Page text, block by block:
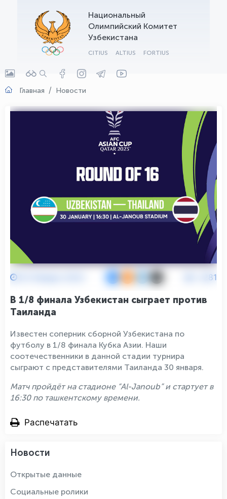
Национальный
Олимпийский Комитет
Узбекистана
CITIUS ALTIUS FORTIUS
Главная Новости
2281
В 1/8 финала Узбекистан сыграет против
Таиланда
Известен соперник сборной Узбекистана по
футболу в 1/8 финала Кубка Азии. Наши
соотечественники в данной стадии турнира
сыграют с представителями Таиланда 30 января.
Матч пройдёт на стадионе “Al-Janoub” и стартует в
16:30 по ташкентскому времени.
Распечатать
Новости
Открытые данные
Социальные ролики
OLYMPCHIK AI - yordamchi
Онлайн · olympic.uz